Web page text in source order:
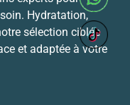
Hydratation,
sélection ciblée
et adaptée à votre